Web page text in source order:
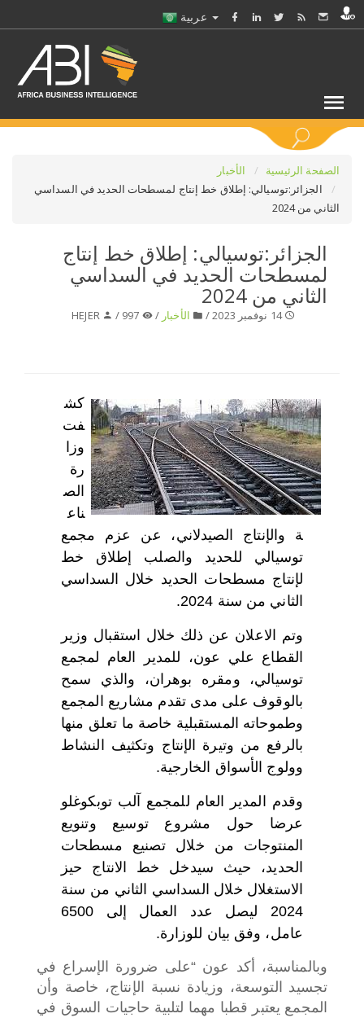
الصفحة الرئيسية
الأخبار
الجزائر:توسيالي: إطلاق خط إنتاج لمسطحات الحديد في السداسي
الثاني من 2024
الجزائر:توسيالي: إطلاق خط إنتاج
لمسطحات الحديد في السداسي
الثاني من 2024
14 نوفمبر 2023 / الأخبار /
HEJER
كش
فت
وزا
رة
الص
ناع
ة والإنتاج الصيدلاني، عن عزم مجمع
توسيالي للحديد والصلب إطلاق خط
لإنتاج مسطحات الحديد خلال السداسي
الثاني من سنة 2024.
وتم الاعلان عن ذلك خلال استقبال وزير
القطاع علي عون، للمدير العام لمجمع
توسيالي، ومقره بوهران، والذي سمح
بالوقوف على مدى تقدم مشاريع المجمع
وطموحاته المستقبلية خاصة ما تعلق منها
بالرفع من وتيرة الإنتاج وتكثيف النشاط
وولوج الأسواق الخارجية.
وقدم المدير العام للمجمع آلب توبكوغلو
عرضا حول مشروع توسيع وتنويع
المنتوجات من خلال تصنيع مسطحات
الحديد، حيث سيدخل خط الانتاج حيز
الاستغلال خلال السداسي الثاني من سنة
2024 ليصل عدد العمال إلى 6500
عامل، وفق بيان للوزارة.
وبالمناسبة، أكد عون “على ضرورة الإسراع في
تجسيد التوسعة، وزيادة نسبة الإنتاج، خاصة وأن
المجمع يعتبر قطبا مهما لتلبية حاجيات السوق في